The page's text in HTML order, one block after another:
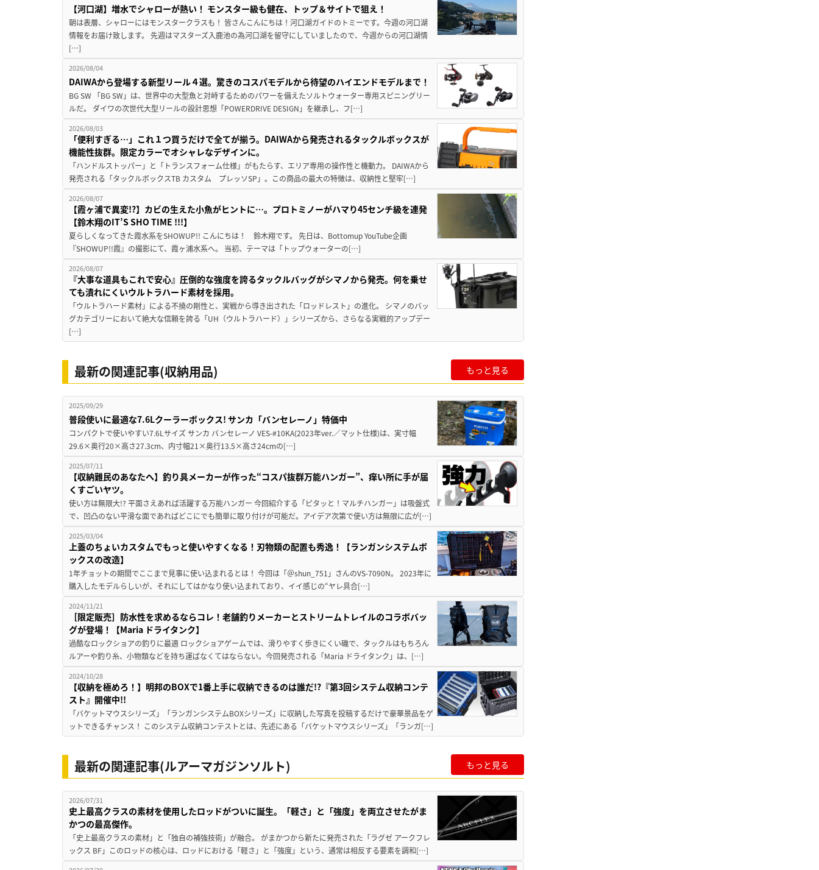
【河口湖】増水でシャローが熱い！ モンスター級も健在、トップ＆サイトで狙え！
朝は表層、シャローにはモンスタークラスも！ 皆さんこんにちは！河口湖ガイドのトミーです。今週の河口湖
情報をお届け致します。 先週はマスターズ入鹿池の為河口湖を留守にしていましたので、今週からの河口湖情
[…]
2026/08/04
DAIWAから登場する新型リール４選。驚きのコスパモデルから待望のハイエンドモデルまで！
BG SW 「BG SW」は、世界中の大型魚と対峙するためのパワーを備えたソルトウォーター専用スピニングリー
ルだ。 ダイワの次世代大型リールの設計思想「POWERDRIVE DESIGN」を継承し、フ[…]
2026/08/03
「便利すぎる…」これ１つ買うだけで全てが揃う。DAIWAから発売されるタックルボックスが
機能性抜群。限定カラーでオシャレなデザインに。
「ハンドルストッパー」と「トランスフォーム仕様」がもたらす、エリア専用の操作性と機動力。 DAIWAから
発売される「タックルボックスTB カスタム プレッソSP」。この商品の最大の特徴は、収納性と堅牢[…]
2026/08/07
【霞ヶ浦で異変!?】カビの生えた小魚がヒントに…。プロトミノーがハマり45センチ級を連発
【鈴木翔のIT’S SHO TIME !!!】
夏らしくなってきた霞水系をSHOWUP!! こんにちは！ 鈴木翔です。 先日は、Bottomup YouTube企画
『SHOWUP!!霞』の撮影にて、霞ヶ浦水系へ。 当初、テーマは「トップウォーターの[…]
2026/08/07
『大事な道具もこれで安心』圧倒的な強度を誇るタックルバッグがシマノから発売。何を乗せ
ても潰れにくいウルトラハード素材を採用。
「ウルトラハード素材」による不撓の剛性と、実戦から導き出された「ロッドレスト」の進化。 シマノのバッ
グカテゴリーにおいて絶大な信頼を誇る「UH（ウルトラハード）」シリーズから、さらなる実戦的アップデー
[…]
最新の関連記事(収納用品) もっと見る
2025/09/29
普段使いに最適な7.6Lクーラーボックス! サンカ「バンセレーノ」特価中
コンパクトで使いやすい7.6Lサイズ サンカ バンセレーノ VES-#10KA(2023年ver.／マット仕様)は、実寸幅
29.6×奥行20×高さ27.3cm、内寸幅21×奥行13.5×高さ24cmの[…]
2025/07/11
【収納難民のあなたへ】釣り具メーカーが作った“コスパ抜群万能ハンガー”、痒い所に手が届
くすごいヤツ。
使い方は無限大!? 平面さえあれば活躍する万能ハンガー 今回紹介する「ピタッと！マルチハンガー」は吸盤式
で、凹凸のない平滑な面であればどこにでも簡単に取り付けが可能だ。アイデア次第で使い方は無限に広が[…]
2025/03/04
上蓋のちょいカスタムでもっと使いやすくなる！刃物類の配置も秀逸！【ランガンシステムボ
ックスの改造】
1年チョットの期間でここまで見事に使い込まれるとは！ 今回は「＠shun_751」さんのVS-7090N。 2023年に
購入したモデルらしいが、それにしてはかなり使い込まれており、イイ感じの“ヤレ具合[…]
2024/11/21
［限定販売］防水性を求めるならコレ！老舗釣りメーカーとストリームトレイルのコラボバッ
グが登場！【Maria ドライタンク】
過酷なロックショアの釣りに最適 ロックショアゲームでは、滑りやすく歩きにくい磯で、タックルはもちろん
ルアーや釣り糸、小物類などを持ち運ばなくてはならない。今回発売される「Maria ドライタンク」は、[…]
2024/10/28
【収納を極めろ！】明邦のBOXで1番上手に収納できるのは誰だ!?『第3回システム収納コンテ
スト』開催中!!
「バケットマウスシリーズ」「ランガンシステムBOXシリーズ」に収納した写真を投稿するだけで豪華景品をゲ
ットできるチャンス！ このシステム収納コンテストとは、先述にある「バケットマウスシリーズ」「ランガ[…]
最新の関連記事(ルアーマガジンソルト) もっと見る
2026/07/31
史上最高クラスの素材を使用したロッドがついに誕生。「軽さ」と「強度」を両立させたがま
かつの最高傑作。
「史上最高クラスの素材」と「独自の補強技術」が融合。 がまかつから新たに発売された「ラグゼ アークフレ
ックス BF」このロッドの核心は、ロッドにおける「軽さ」と「強度」という、通常は相反する要素を調和[…]